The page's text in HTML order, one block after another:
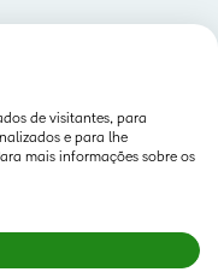
de visitantes, para
e para lhe
mais informações sobre os